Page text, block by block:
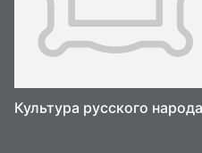
Культура русского народа